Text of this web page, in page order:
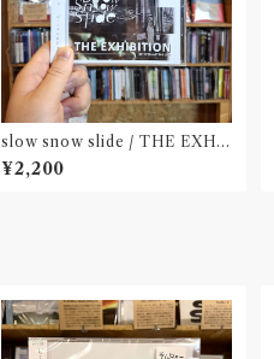
slow snow slide / THE EXHI
BITION(CD)〝山形県酒田市〟
¥2,200